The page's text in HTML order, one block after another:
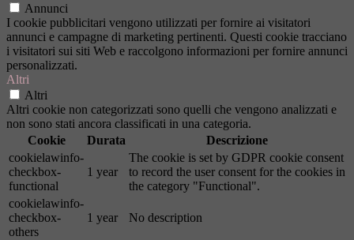
Annunci
I cookie pubblicitari vengono utilizzati per fornire ai visitatori
annunci e campagne di marketing pertinenti. Questi cookie tracciano
i visitatori sui siti Web e raccolgono informazioni per fornire annunci
personalizzati.
Altri
Altri
Altri cookie non categorizzati sono quelli che vengono analizzati e
non sono stati ancora classificati in una categoria.
Cookie
Durata
Descrizione
cookielawinfo-
checkbox-
functional
1 year
The cookie is set by GDPR cookie consent
to record the user consent for the cookies in
the category "Functional".
cookielawinfo-
checkbox-
others
1 year No description